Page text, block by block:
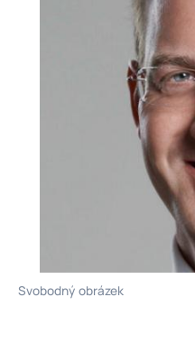
Svobodný obrázek